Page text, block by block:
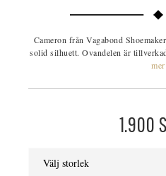
Cameron från Vagabond
solid silhuett. Ovandelen är
mer
1.900
Välj storlek